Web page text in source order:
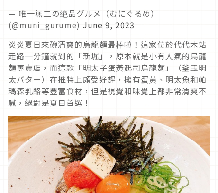
— 唯一無二の絶品グルメ（むにぐるめ）
(@muni_gurume) June 9, 2023
炎炎夏日來碗清爽的烏龍麵最棒啦！這家位於代代木站
走路一分鐘就到的「新堀」，原本就是小有人氣的烏龍
麵專賣店，而這款「明太子蛋黃起司烏龍麵」（釜玉明
太バター）在推特上頗受好評，擁有蛋黃、明太魚和帕
瑪森乳酪等豐富食材，但是視覺和味覺上都非常清爽不
膩，絕對是夏日首選！